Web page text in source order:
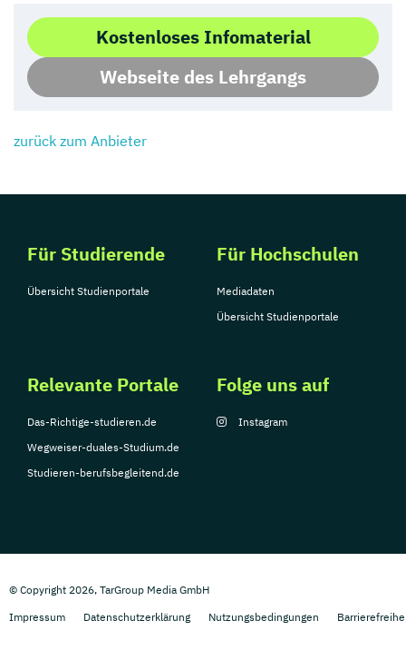
Kostenloses Infomaterial
Webseite des Lehrgangs
zurück zum Anbieter
Für Studierende
Übersicht Studienportale
Für Hochschulen
Mediadaten
Übersicht Studienportale
Relevante Portale
Das-Richtige-studieren.de
Wegweiser-duales-Studium.de
Studieren-berufsbegleitend.de
Folge uns auf
Instagram
© Copyright 2026, TarGroup Media GmbH
Impressum
Datenschutzerklärung Nutzungsbedingungen